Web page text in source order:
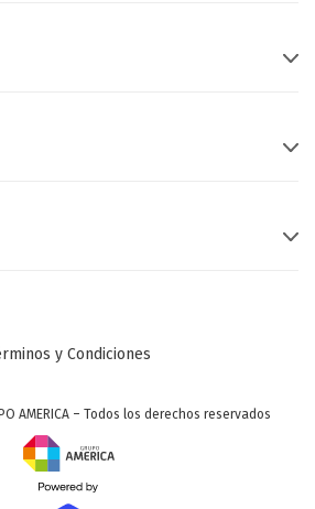
y Condiciones
AMERICA – Todos los derechos reservados